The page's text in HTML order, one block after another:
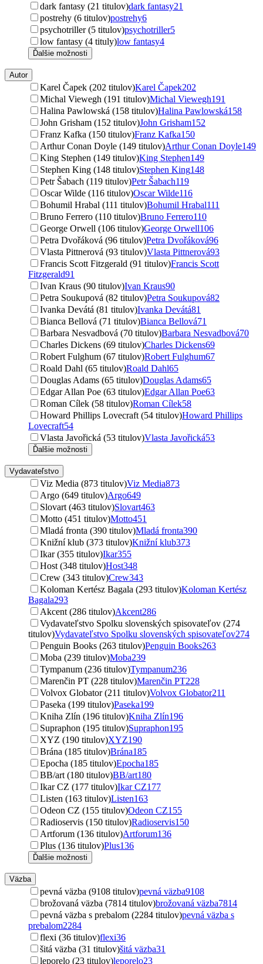
dark fantasy (21 titulov)dark fantasy21
postrehy (6 titulov)postrehy6
psychotriller (5 titulov)psychotriller5
low fantasy (4 tituly)low fantasy4
Ďalšie možnosti
Autor
Karel Čapek (202 titulov)Karel Čapek202
Michal Viewegh (191 titulov)Michal Viewegh191
Halina Pawlowská (158 titulov)Halina Pawlowská158
John Grisham (152 titulov)John Grisham152
Franz Kafka (150 titulov)Franz Kafka150
Arthur Conan Doyle (149 titulov)Arthur Conan Doyle149
King Stephen (149 titulov)King Stephen149
Stephen King (148 titulov)Stephen King148
Petr Šabach (119 titulov)Petr Šabach119
Oscar Wilde (116 titulov)Oscar Wilde116
Bohumil Hrabal (111 titulov)Bohumil Hrabal111
Bruno Ferrero (110 titulov)Bruno Ferrero110
George Orwell (106 titulov)George Orwell106
Petra Dvořáková (96 titulov)Petra Dvořáková96
Vlasta Pittnerová (93 titulov)Vlasta Pittnerová93
Francis Scott Fitzgerald (91 titulov)Francis Scott
Fitzgerald91
Ivan Kraus (90 titulov)Ivan Kraus90
Petra Soukupová (82 titulov)Petra Soukupová82
Ivanka Devátá (81 titulov)Ivanka Devátá81
Bianca Bellová (71 titulov)Bianca Bellová71
Barbara Nesvadbová (70 titulov)Barbara Nesvadbová70
Charles Dickens (69 titulov)Charles Dickens69
Robert Fulghum (67 titulov)Robert Fulghum67
Roald Dahl (65 titulov)Roald Dahl65
Douglas Adams (65 titulov)Douglas Adams65
Edgar Allan Poe (63 titulov)Edgar Allan Poe63
Roman Cílek (58 titulov)Roman Cílek58
Howard Phillips Lovecraft (54 titulov)Howard Phillips
Lovecraft54
Vlasta Javořická (53 titulov)Vlasta Javořická53
Ďalšie možnosti
Vydavateľstvo
Viz Media (873 titulov)Viz Media873
Argo (649 titulov)Argo649
Slovart (463 titulov)Slovart463
Motto (451 titulov)Motto451
Mladá fronta (390 titulov)Mladá fronta390
Knižní klub (373 titulov)Knižní klub373
Ikar (355 titulov)Ikar355
Host (348 titulov)Host348
Crew (343 titulov)Crew343
Koloman Kertész Bagala (293 titulov)Koloman Kertész
Bagala293
Akcent (286 titulov)Akcent286
Vydavateľstvo Spolku slovenských spisovateľov (274
titulov)Vydavateľstvo Spolku slovenských spisovateľov274
Penguin Books (263 titulov)Penguin Books263
Moba (239 titulov)Moba239
Tympanum (236 titulov)Tympanum236
Marenčin PT (228 titulov)Marenčin PT228
Volvox Globator (211 titulov)Volvox Globator211
Paseka (199 titulov)Paseka199
Kniha Zlín (196 titulov)Kniha Zlín196
Supraphon (195 titulov)Supraphon195
XYZ (190 titulov)XYZ190
Brána (185 titulov)Brána185
Epocha (185 titulov)Epocha185
BB/art (180 titulov)BB/art180
Ikar CZ (177 titulov)Ikar CZ177
Listen (163 titulov)Listen163
Odeon CZ (155 titulov)Odeon CZ155
Radioservis (150 titulov)Radioservis150
Artforum (136 titulov)Artforum136
Plus (136 titulov)Plus136
Ďalšie možnosti
Väzba
pevná väzba (9108 titulov)pevná väzba9108
brožovaná väzba (7814 titulov)brožovaná väzba7814
pevná väzba s prebalom (2284 titulov)pevná väzba s
prebalom2284
flexi (36 titulov)flexi36
šitá väzba (31 titulov)šitá väzba31
leporelo (23 titulov)leporelo23